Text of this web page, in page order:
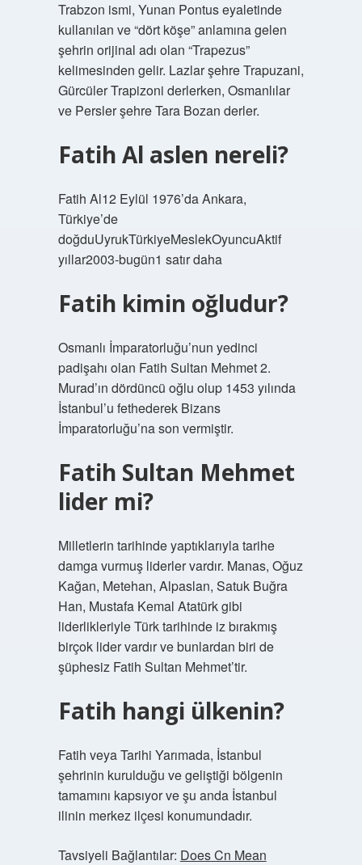
Trabzon ismi, Yunan Pontus eyaletinde
kullanılan ve “dört köşe” anlamına gelen
şehrin orijinal adı olan “Trapezus”
kelimesinden gelir. Lazlar şehre Trapuzani,
Gürcüler Trapizoni derlerken, Osmanlılar
ve Persler şehre Tara Bozan derler.
Fatih Al aslen nereli?
Fatih Al12 Eylül 1976’da Ankara,
Türkiye’de
doğduUyrukTürkiyeMeslekOyuncuAktif
yıllar2003-bugün1 satır daha
Fatih kimin oğludur?
Osmanlı İmparatorluğu’nun yedinci
padişahı olan Fatih Sultan Mehmet 2.
Murad’ın dördüncü oğlu olup 1453 yılında
İstanbul’u fethederek Bizans
İmparatorluğu’na son vermiştir.
Fatih Sultan Mehmet
lider mi?
Milletlerin tarihinde yaptıklarıyla tarihe
damga vurmuş liderler vardır. Manas, Oğuz
Kağan, Metehan, Alpaslan, Satuk Buğra
Han, Mustafa Kemal Atatürk gibi
liderlikleriyle Türk tarihinde iz bırakmış
birçok lider vardır ve bunlardan biri de
şüphesiz Fatih Sultan Mehmet’tir.
Fatih hangi ülkenin?
Fatih veya Tarihi Yarımada, İstanbul
şehrinin kurulduğu ve geliştiği bölgenin
tamamını kapsıyor ve şu anda İstanbul
ilinin merkez ilçesi konumundadır.
Tavsiyeli Bağlantılar: Does Cn Mean